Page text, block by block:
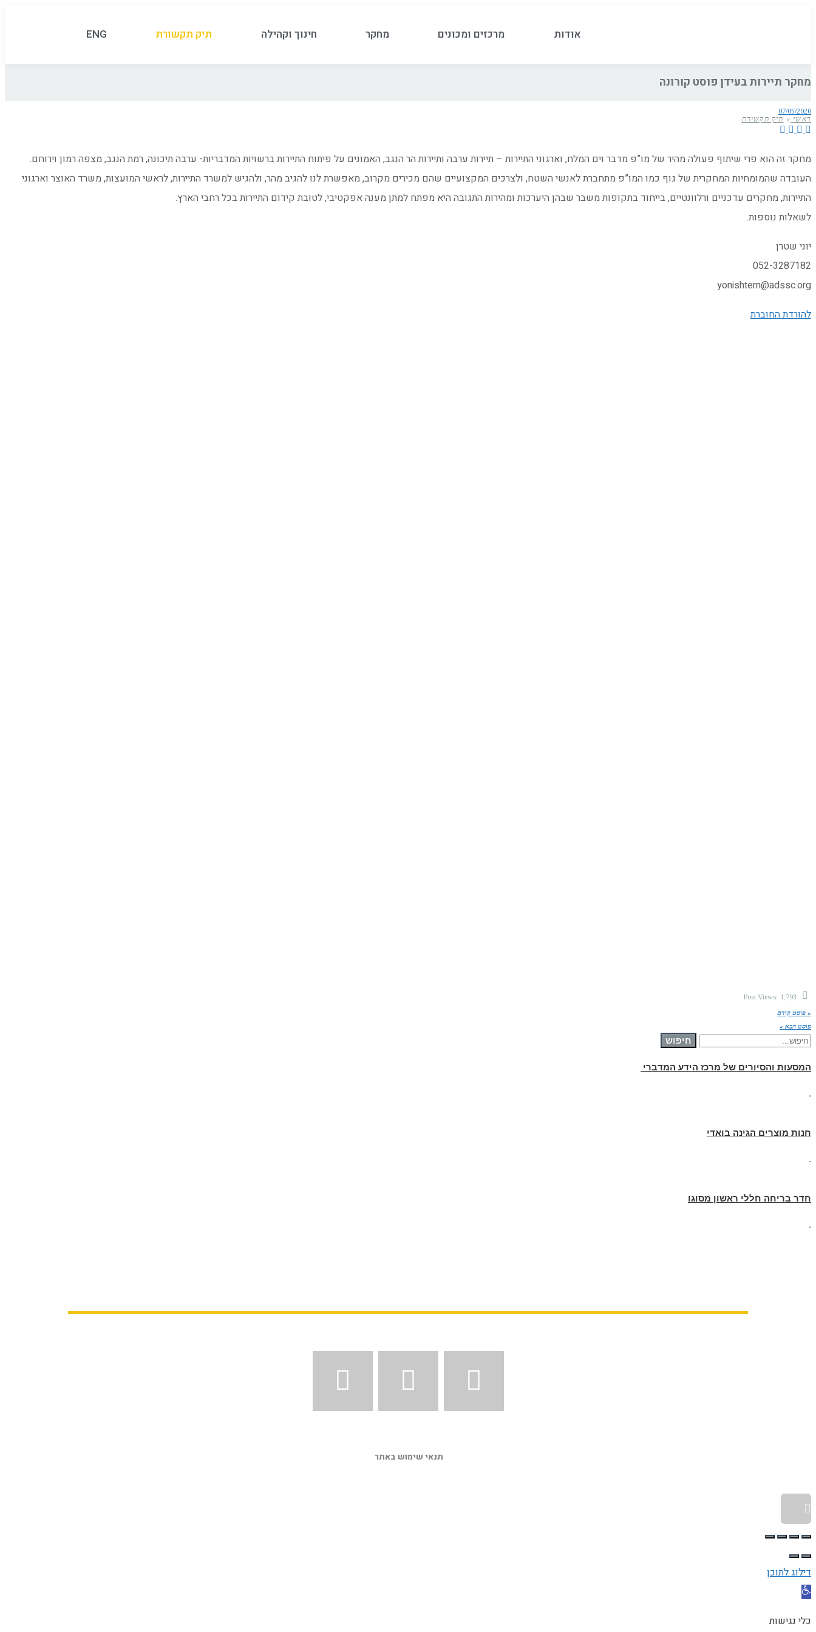
אודות מרכזים ומכונים מחקר חינוך וקהילה תיק תקשורת ENG
מחקר תיירות בעידן פוסט קורונה
ראשי » תיק תקשורת
07/05/2020
מחקר זה הוא פרי שיתוף פעולה מהיר של מו”פ מדבר וים המלח, וארגוני התיירות – תיירות ערבה ותיירות הר הנגב, האמונים על פיתוח התיירות ברשויות המדבריות- ערבה תיכונה, רמת הנגב, מצפה רמון וירוחם.
העובדה שהמומחיות המחקרית של גוף כמו המו”פ מתחברת לאנשי השטח, ולצרכים המקצועיים שהם מכירים מקרוב, מאפשרת לנו להגיב מהר, ולהגיש למשרד התיירות, לראשי המועצות, משרד האוצר וארגוני
התיירות, מחקרים עדכניים ורלוונטיים, בייחוד בתקופות משבר שבהן היערכות ומהירות התגובה היא מפתח למתן מענה אפקטיבי, לטובת קידום התיירות בכל רחבי הארץ.
לשאלות נוספות.
יוני שטרן
052-3287182
yonishtern@adssc.org
להורדת החוברת
Post Views: 1,793
« פוסט קודם
פוסט הבא »
חיפוש עבור: חיפוש
המסעות והסיורים של מרכז הידע המדברי
.
חנות מוצרים הגינה בואדי
.
חדר בריחה חללי ראשון מסוגו
.
תנאי שימוש באתר
דילוג לתוכן
פתח סרגל נגישות
כלי נגישות